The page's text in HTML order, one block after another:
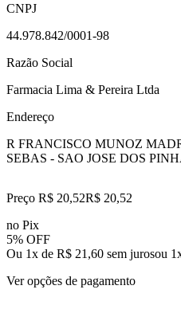
CNPJ
44.978.842/0001-98
Razão Social
Farmacia Lima & Pereira Ltda
Endereço
R FRANCISCO MUNOZ
SEBAS - SAO JOSE DOS
Preço R$ 20,52R$ 20,52
no Pix
5% OFF
Ou 1x de R$ 21,60 sem jurosou 1
Ver opções de pagamento